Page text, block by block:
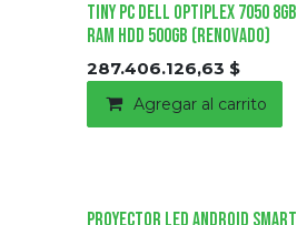
tiny PC Dell Optiplex 7050 8GB
RAM HDD 500GB (renovado)
287.406.126,63 $
Agregar al carrito
Proyector Led Android Smart